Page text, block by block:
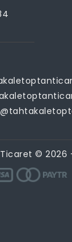
© 2026 -